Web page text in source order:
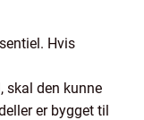
Hvis
skal den kunne
er bygget til